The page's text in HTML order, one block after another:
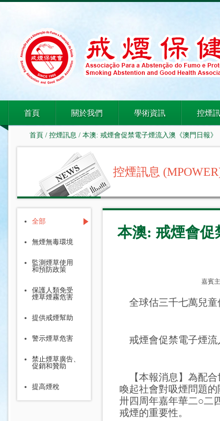
首頁 關於我們 學術資訊 控煙
首頁 / 控煙訊息 / 本澳: 戒煙會促禁電子煙流入澳《澳門日報》
控煙訊息
全部
無煙無毒環境
監測煙草使用
和預防政策
保護人類免受
煙草煙霧危害
提供戒煙幫助
警示煙草危害
禁止煙草廣告、
促銷和贊助
提高煙稅
本澳: 戒煙會促
嘉賓
全球估三千七萬兒童
戒煙會促禁電子煙流
【本報消息】為配合
喚起社會對吸煙問題
卅四周年嘉年華二○二
戒煙的重要性。